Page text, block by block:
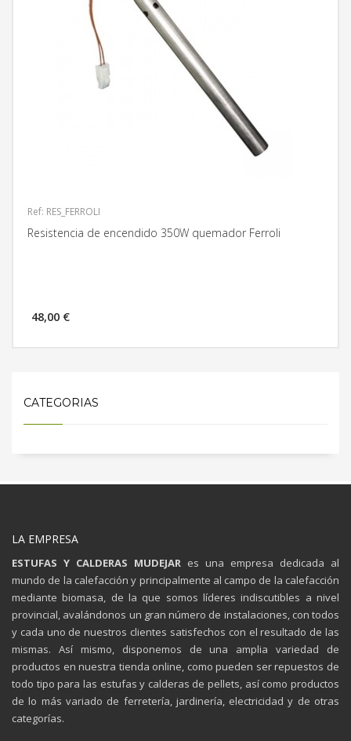
Ref: RES_FERROLI
Resistencia de encendido 350W quemador Ferroli
48,00 €
CATEGORIAS
LA EMPRESA
ESTUFAS Y CALDERAS MUDEJAR es una empresa dedicada al
mundo de la calefacción y principalmente al campo de la calefacción
mediante biomasa, de la que somos líderes indiscutibles a nivel
provincial, avalándonos un gran número de instalaciones, con todos
y cada uno de nuestros clientes satisfechos con el resultado de las
mismas. Así mismo, disponemos de una amplia variedad de
productos en nuestra tienda online, como pueden ser repuestos de
todo tipo para las estufas y calderas de pellets, así como productos
de lo más variado de ferretería, jardinería, electricidad y de otras
categorías.